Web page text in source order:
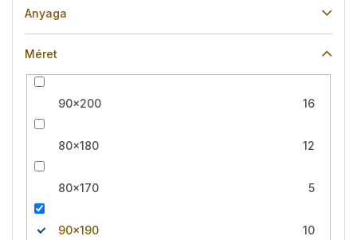
Anyaga
Méret
90x200 16
80x180 12
80x170 5
90x190 10